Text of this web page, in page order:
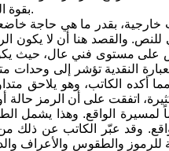
بقوة الدلالة الخالقة لقراءة تأويلية.
بقدر ما هي حاجة
والقصد هنا أن لا يكون
على مستوى فني عال، حيث
النقدية تؤشر إلى
أكده الكاتب، وهو يلاحق
اتفقت على أن الرمز حالة أو
الواقع. وهذا يشمل
وقد عبّر الكاتب عن ذلك
للرموز والطقوس والأعراف